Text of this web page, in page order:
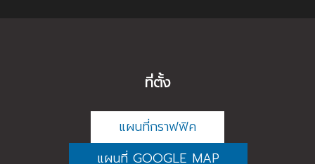
แผนที่กราฟฟิค